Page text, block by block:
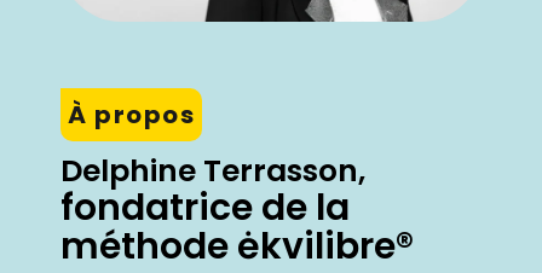
À propos
Delphine Terrasson,
fondatrice de la
méthode ėkvilibre®